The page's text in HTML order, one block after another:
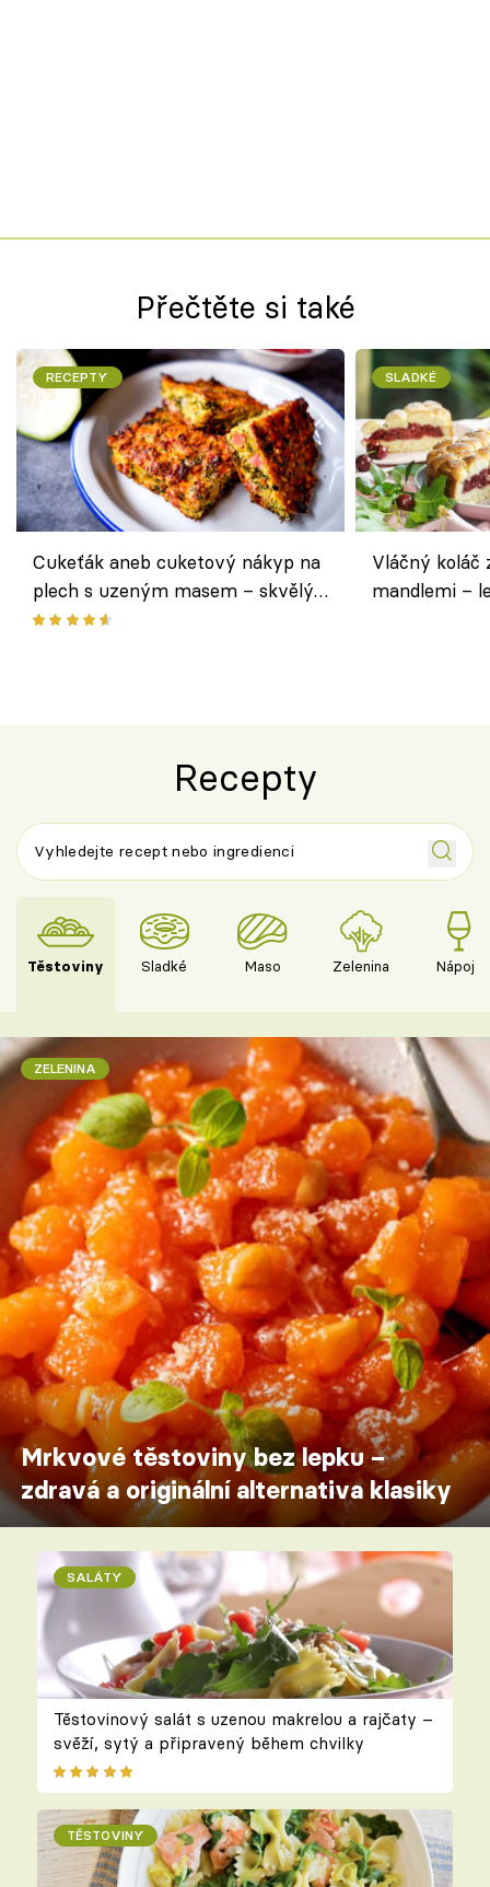
Přečtěte si také
RECEPTY
Cukeťák aneb cuketový nákyp na
plech s uzeným masem – skvělý
způsob, jak zpracovat přerostlé
SLADKÉ
Vláčný koláč
mandlemi –
Recepty
Těstoviny Sladké Maso Zelenina Nápoje
ZELENINA
Mrkvové těstoviny bez lepku –
zdravá a originální alternativa klasiky
SALÁTY
Těstovinový salát s uzenou makrelou a rajčaty –
svěží, sytý a připravený během chvilky
TĚSTOVINY